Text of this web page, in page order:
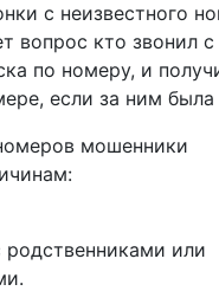
с неизвестного
вопрос кто звонил
по номеру, и
если за ним была
мошенники
или